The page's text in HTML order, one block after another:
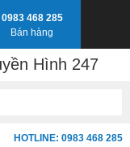
0983 468 285
Bán hàng
Hình 247
HOTLINE: 0983 468 285